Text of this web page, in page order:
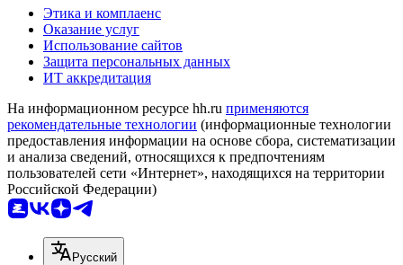
Этика и комплаенс
Оказание услуг
Использование сайтов
Защита персональных данных
ИТ аккредитация
На информационном ресурсе hh.ru применяются
рекомендательные технологии (информационные технологии
предоставления информации на основе сбора, систематизации
и анализа сведений, относящихся к предпочтениям
пользователей сети «Интернет», находящихся на территории
Российской Федерации)
Русский